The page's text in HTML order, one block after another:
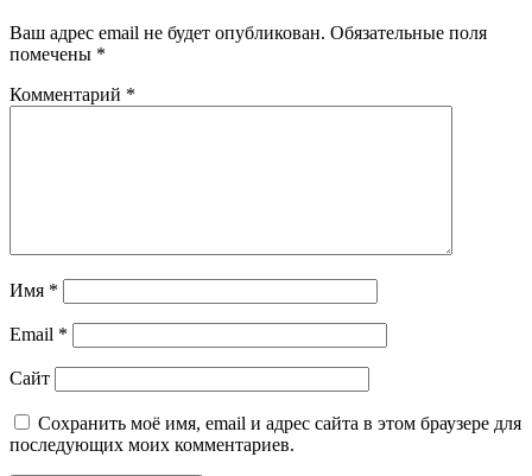
Ваш адрес email не будет опубликован. Обязательные поля
помечены *
Комментарий *
Имя *
Email *
Сайт
Сохранить моё имя, email и адрес сайта в этом браузере для
последующих моих комментариев.